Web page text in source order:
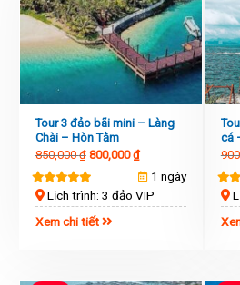
Tour 3 đảo bãi mini – Làng
Chài – Hòn Tằm
850,000₫ 800,000₫
1 ngày
Lịch trình: 3 đảo VIP
Xem chi tiết
cá